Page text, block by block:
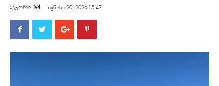
ავტორი tv4 - ივნისი 20, 2026 15:47